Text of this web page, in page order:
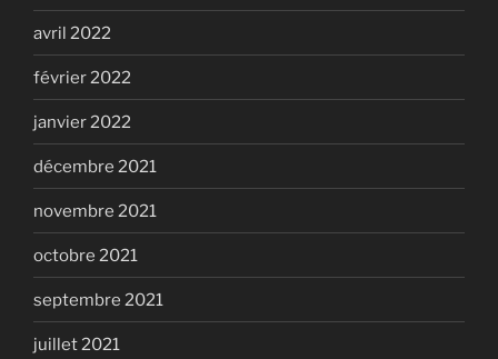
avril 2022
février 2022
janvier 2022
décembre 2021
novembre 2021
octobre 2021
septembre 2021
juillet 2021